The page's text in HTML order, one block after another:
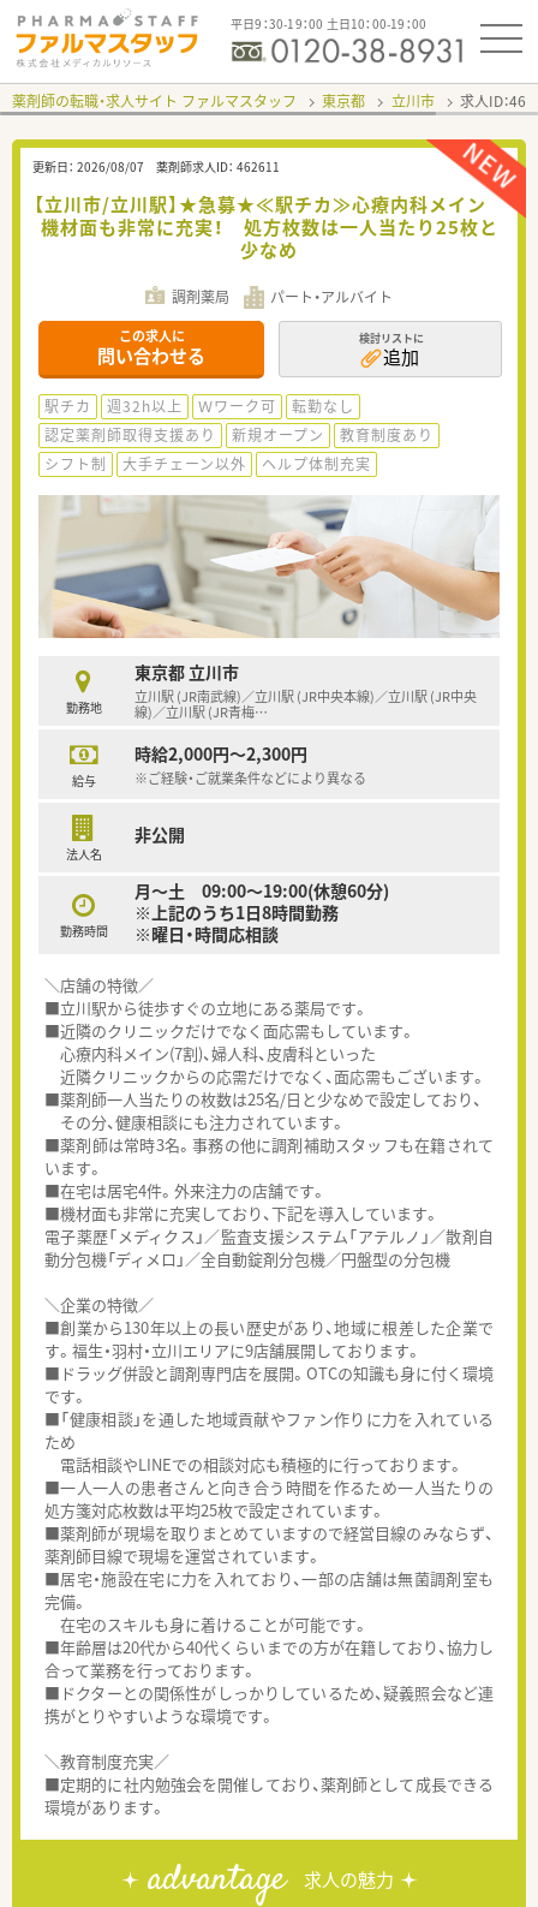
平日9：30-19：00 土日10：00-19：00
薬剤師の転職・求人サイト ファルマスタッフ 東京都 立川市 求人ID：
更新日： 2026/08/07 薬剤師求人ID： 462611
【立川市/立川駅】★急募★≪駅チカ≫心療内科メイン
機材面も非常に充実！ 処方枚数は一人当たり25枚と
少なめ
調剤薬局 パート・アルバイト
この求人に
問い合わせる
検討リストに
追加
駅チカ 週32h以上 Ｗワーク可
転勤なし
認定薬剤師取得支援あり
新規オープン
教育制度あり
シフト制
大手チェーン以外 ヘルプ体制充実
勤務地
東京都 立川市
立川駅 (JR南武線)／立川駅 (JR中央本線)／立川駅 (JR中央
線)／立川駅 (JR青梅…
給与
時給2,000円～2,300円
※ご経験・ご就業条件などにより異なる
法人名
非公開
勤務時間
月～土 09:00～19:00(休憩60分)
※上記のうち1日8時間勤務
※曜日・時間応相談
＼店舗の特徴／
■立川駅から徒歩すぐの立地にある薬局です。
■近隣のクリニックだけでなく面応需もしています。
心療内科メイン(7割)、婦人科、皮膚科といった
近隣クリニックからの応需だけでなく、面応需もございます。
■薬剤師一人当たりの枚数は25名/日と少なめで設定しており、
その分、健康相談にも注力されています。
■薬剤師は常時3名。事務の他に調剤補助スタッフも在籍されて
います。
■在宅は居宅4件。外来注力の店舗です。
■機材面も非常に充実しており、下記を導入しています。
電子薬歴「メディクス」／監査支援システム「アテルノ」／散剤自
動分包機「ディメロ」／全自動錠剤分包機／円盤型の分包機
＼企業の特徴／
■創業から130年以上の長い歴史があり、地域に根差した企業で
す。福生・羽村・立川エリアに9店舗展開しております。
■ドラッグ併設と調剤専門店を展開。OTCの知識も身に付く環境
です。
■「健康相談」を通した地域貢献やファン作りに力を入れている
ため
電話相談やLINEでの相談対応も積極的に行っております。
■一人一人の患者さんと向き合う時間を作るため一人当たりの
処方箋対応枚数は平均25枚で設定されています。
■薬剤師が現場を取りまとめていますので経営目線のみならず、
薬剤師目線で現場を運営されています。
■居宅・施設在宅に力を入れており、一部の店舗は無菌調剤室も
完備。
在宅のスキルも身に着けることが可能です。
■年齢層は20代から40代くらいまでの方が在籍しており、協力し
合って業務を行っております。
■ドクターとの関係性がしっかりしているため、疑義照会など連
携がとりやすいような環境です。
＼教育制度充実／
■定期的に社内勉強会を開催しており、薬剤師として成長できる
環境があります。
advantage 求人の魅力